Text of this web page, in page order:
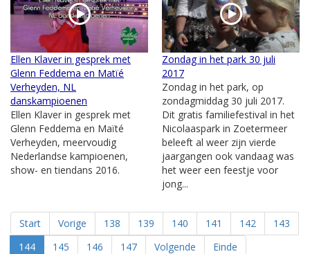
Ellen Klaver in gesprek met
Glenn Feddema en Matïé
Verheyden, NL
danskampioenen
Ellen Klaver in gesprek met
Glenn Feddema en Maïté
Verheyden, meervoudig
Nederlandse kampioenen,
show- en tiendans 2016.
Zondag in het park 30 juli
2017
Zondag in het park, op
zondagmiddag 30 juli 2017.
Dit gratis familiefestival in het
Nicolaaspark in Zoetermeer
beleeft al weer zijn vierde
jaargangen ook vandaag was
het weer een feestje voor
jong...
Start Vorige 138 139 140 141 142
143
144
145 146 147 Volgende Einde